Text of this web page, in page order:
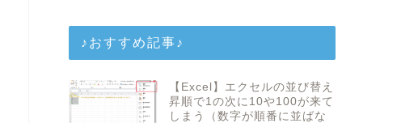
♪おすすめ記事♪
【Excel】エクセルの並び替え
昇順で1の次に10や100が来て
しまう（数字が順番に並ばな